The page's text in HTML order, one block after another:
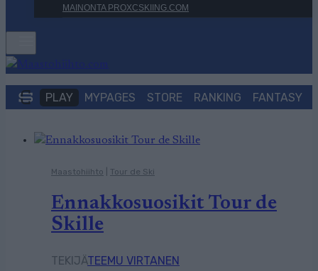
MAINONTA PROXCSKIING.COM
PLAY MYPAGES STORE RANKING FANTASY
Maastohiihto Tour de Ski
Ennakkosuosikit Tour de
Skille
TEKIJÄTEEMU VIRTANEN